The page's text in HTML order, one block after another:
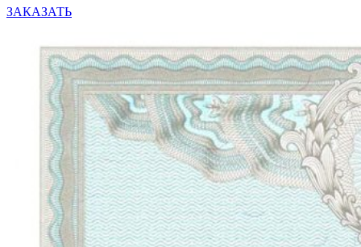
ЗАКАЗАТЬ